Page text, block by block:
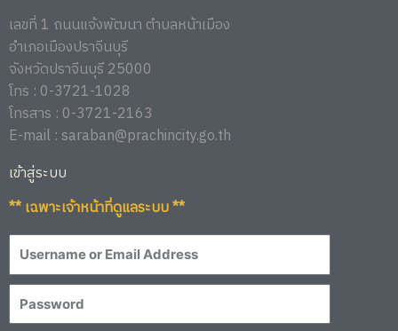
เลขที่ 1 ถนนแจ้งพัฒนา ตำบลหน้าเมือง
อำเภอเมืองปราจีนบุรี
จังหวัดปราจีนบุรี 25000
โทร : 0-3721-1028
โทรสาร : 0-3721-2163
E-mail : saraban@prachincity.go.th
เข้าสู่ระบบ
** เฉพาะเจ้าหน้าที่ดูแลระบบ **